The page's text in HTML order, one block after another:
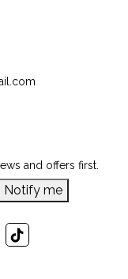
and offers first.
Notify me